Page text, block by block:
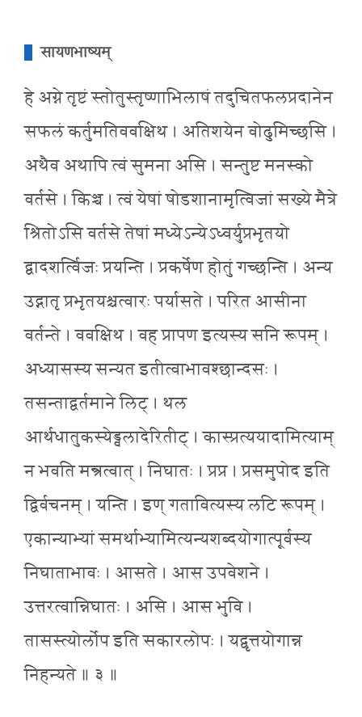
सायणभाष्यम्
हे अग्ने तृष्टं स्तोतुस्तृष्णाभिलाषं तदुचितफलप्रदानेन
सफलं कर्तुमतिववक्षिथ । अतिशयेन वोढुमिच्छसि ।
अथैव अथापि त्वं सुमना असि । सन्तुष्ट मनस्को
वर्तसे । किञ्च । त्वं येषां षोडशानामृत्विजां सख्ये मैत्रे
श्रितोऽसि वर्तसे तेषां मध्येऽन्येऽध्वर्युप्रभृतयो
द्वादशर्त्विजः प्रयन्ति । प्रकर्षेण होतुं गच्छन्ति । अन्य
उद्गातृ प्रभृतयश्चत्वारः पर्यासते । परित आसीना
वर्तन्ते । ववक्षिथ । वह प्रापण इत्यस्य सनि रूपम् ।
अध्यासस्य सन्यत इतीत्वाभावश्छान्दसः ।
तसन्ताद्वर्तमाने लिट् । थल
आर्थधातुकस्येड्वलादेरितीट् । कास्प्रत्ययादामित्याम्
न भवति मन्त्रत्वात् । निघातः । प्रप्र । प्रसमुपोद इति
द्विर्वचनम् । यन्ति । इण् गतावित्यस्य लटि रूपम् ।
एकान्याभ्यां समर्थाभ्यामित्यन्यशब्दयोगात्पूर्वस्य
निघाताभावः । आसते । आस उपवेशने ।
उत्तरत्वान्निघातः । असि । आस भुवि ।
तासस्त्योर्लोप इति सकारलोपः । यद्वृत्तयोगान्न
निहन्यते ॥ ३ ॥